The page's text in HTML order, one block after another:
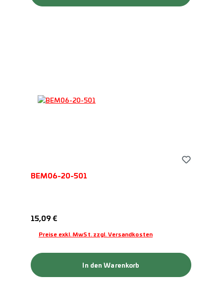
BEM06-20-501
Regulärer Preis:
15,09 €
Preise exkl. MwSt. zzgl. Versandkosten
In den Warenkorb